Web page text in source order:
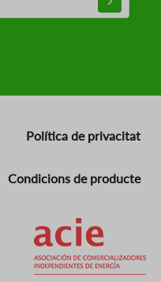
Política de privacitat
Condicions de producte